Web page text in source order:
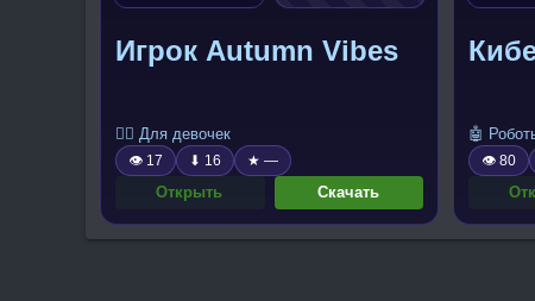
Игрок Autumn Vibes
🧍‍♀️ Для девочек
👁 17 ⬇ 16 ★ —
Открыть Скачать
🤖
👁 80